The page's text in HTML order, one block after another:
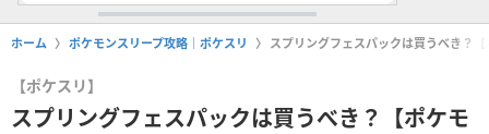
ホーム ポケモンスリープ攻略｜ポケスリ スプリングフェスパックは買うべき？
【ポケスリ】
スプリングフェスパックは買うべき？【ポケモ